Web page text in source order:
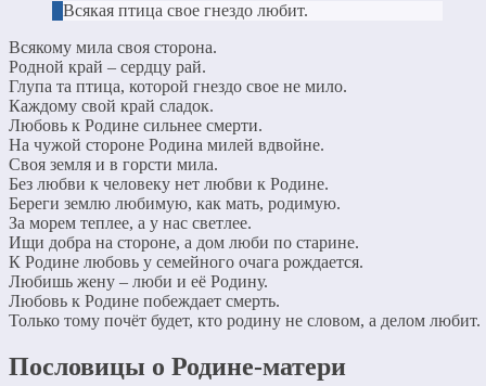
Всякая птица свое гнездо любит.
Всякому мила своя сторона.
Родной край – сердцу рай.
Глупа та птица, которой гнездо свое не мило.
Каждому свой край сладок.
Любовь к Родине сильнее смерти.
На чужой стороне Родина милей вдвойне.
Своя земля и в горсти мила.
Без любви к человеку нет любви к Родине.
Береги землю любимую, как мать, родимую.
За морем теплее, а у нас светлее.
Ищи добра на стороне, а дом люби по старине.
К Родине любовь у семейного очага рождается.
Любишь жену – люби и её Родину.
Любовь к Родине побеждает смерть.
Только тому почёт будет, кто родину не словом, а делом любит.
Пословицы о Родине-матери